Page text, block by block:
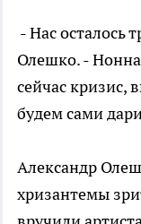
- Нас осталось
Олешко. -
сейчас кризис,
будем сами
Александр
хризантемы